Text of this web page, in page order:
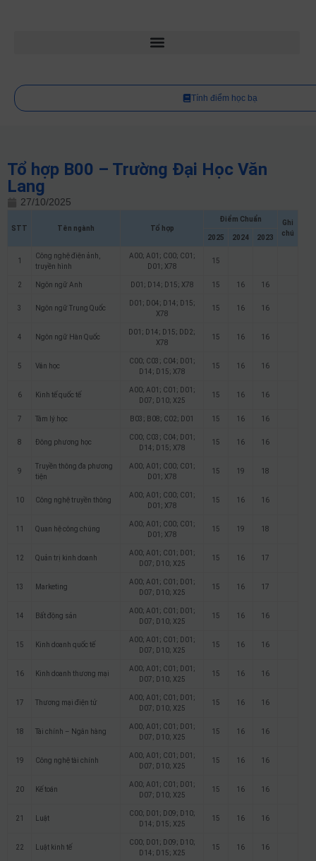
Tính điểm học bạ
Tổ hợp B00 – Trường Đại Học Văn
Lang
27/10/2025
STT Tên ngành Tổ hợp
Điểm Chuẩn
Ghi
chú
2025 2024 2023
1
Công nghệ điện ảnh,
truyền hình
A00; A01; C00; C01;
D01; X78
15
2 Ngôn ngữ Anh D01; D14; D15; X78 15 16 16
3 Ngôn ngữ Trung Quốc
D01; D04; D14; D15;
X78
15 16 16
4 Ngôn ngữ Hàn Quốc
D01; D14; D15; DD2;
X78
15 16 16
5 Văn học
C00; C03; C04; D01;
D14; D15; X78
15 16 16
6 Kinh tế quốc tế
A00; A01; C01; D01;
D07; D10; X25
15 16 16
7 Tâm lý học B03; B08; C02; D01 15 16 16
8 Đông phương học
C00; C03; C04; D01;
D14; D15; X78
15 16 16
9
Truyền thông đa phương
tiện
A00; A01; C00; C01;
D01; X78
15 19 18
10 Công nghệ truyền thông
A00; A01; C00; C01;
D01; X78
15 16 16
11 Quan hệ công chúng
A00; A01; C00; C01;
D01; X78
15 19 18
12 Quản trị kinh doanh
A00; A01; C01; D01;
D07; D10; X25
15 16 17
13 Marketing
A00; A01; C01; D01;
D07; D10; X25
15 16 17
14 Bất động sản
A00; A01; C01; D01;
D07; D10; X25
15 16 16
15 Kinh doanh quốc tế
A00; A01; C01; D01;
D07; D10; X25
15 16 16
16 Kinh doanh thương mại
A00; A01; C01; D01;
D07; D10; X25
15 16 16
17 Thương mại điện tử
A00; A01; C01; D01;
D07; D10; X25
15 16 16
18 Tài chính – Ngân hàng
A00; A01; C01; D01;
D07; D10; X25
15 16 16
19 Công nghệ tài chính
A00; A01; C01; D01;
D07; D10; X25
15 16 16
20 Kế toán
A00; A01; C01; D01;
D07; D10; X25
15 16 16
21 Luật
C00; D01; D09; D10;
D14; D15; X25
15 16 16
22 Luật kinh tế
C00; D01; D09; D10;
D14; D15; X25
15 16 16